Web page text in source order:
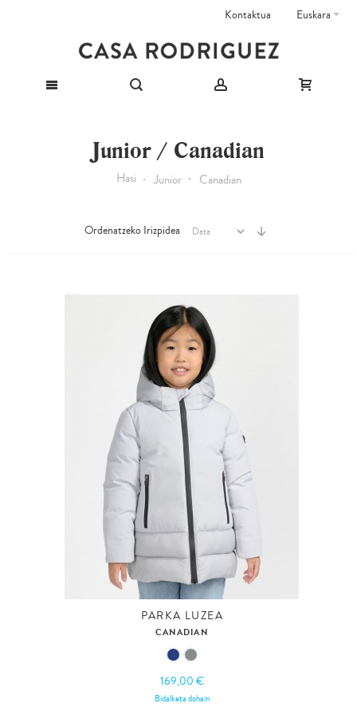
Euskara
Kontaktua
Junior / Canadian
Hasi Junior Canadian
Ordenatzeko Irizpidea
PARKA LUZEA
CANADIAN
169,00 €
Bidalketa dohain